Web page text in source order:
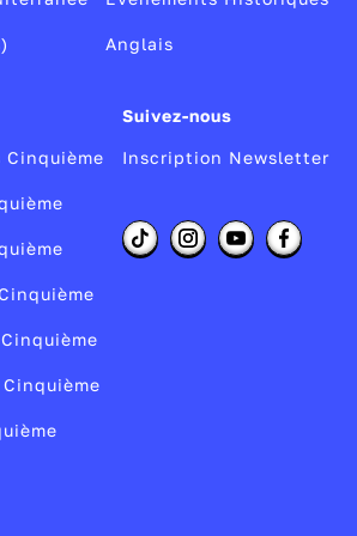
:
images de l’homme
Lune auraient été réalisées sur
base militaire secrète… avec
sorti en 1968.
le canular lunaire...
clairement démontré :
Anglais
Cinquième
Suivez-nous
Inscription Newsletter